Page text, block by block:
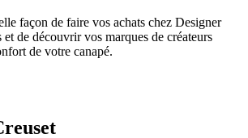
façon de faire vos achats chez Designer
de découvrir vos marques de créateurs
de votre canapé.